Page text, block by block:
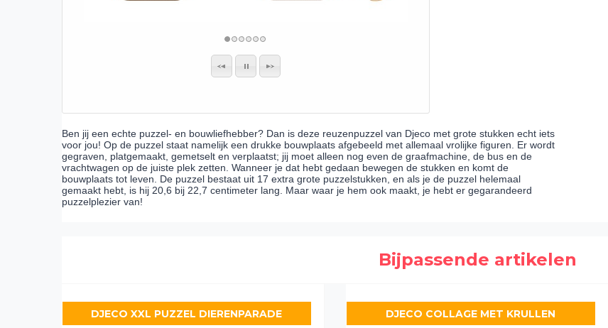
Ben jij een echte puzzel- en bouwliefhebber? Dan is deze reuzenpuzzel van Djeco met grote stukken echt iets
voor jou! Op de puzzel staat namelijk een drukke bouwplaats afgebeeld met allemaal vrolijke figuren. Er wordt
gegraven, platgemaakt, gemetselt en verplaatst; jij moet alleen nog even de graafmachine, de bus en de
vrachtwagen op de juiste plek zetten. Wanneer je dat hebt gedaan bewegen de stukken en komt de
bouwplaats tot leven. De puzzel bestaat uit 17 extra grote puzzelstukken, en als je de puzzel helemaal
gemaakt hebt, is hij 20,6 bij 22,7 centimeter lang. Maar waar je hem ook maakt, je hebt er gegarandeerd
puzzelplezier van!
Bijpassende artikelen
DJECO XXL PUZZEL DIERENPARADE DJECO COLLAGE MET KRULLEN